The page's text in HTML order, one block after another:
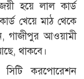
হয়ে লাল কার্ড
খেয়ে মাঠ থেকে
গাজীপুর আওয়ামী
থাকবে।
করপোরেশন